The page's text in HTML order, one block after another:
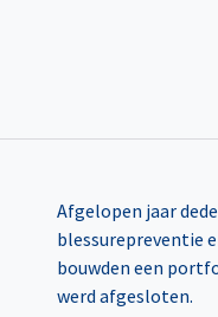
Afgelopen jaar
blessurepreventie
bouwden een
werd afgesloten.